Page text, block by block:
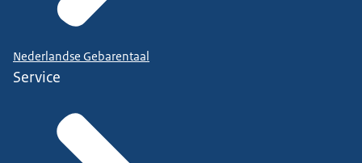
Nederlandse Gebarentaal
Service